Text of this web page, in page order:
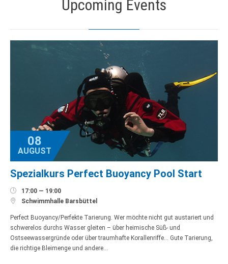
Upcoming Events
08
AUGUST
Spezialkurs Perfect Buoyancy Pool Start
 17:00 — 19:00
 Schwimmhalle Barsbüttel
Perfect Buoyancy/Perfekte Tarierung. Wer möchte nicht gut austariert und
schwerelos durchs Wasser gleiten – über heimische Süß- und
Ostseewassergründe oder über traumhafte Korallenriffe… Gute Tarierung,
die richtige Bleimenge und andere…